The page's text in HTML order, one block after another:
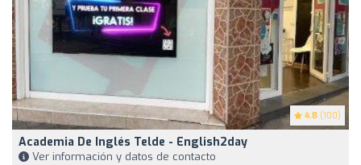
4.8 (100)
Academia De Inglés Telde - English2day
Ver información y datos de contacto